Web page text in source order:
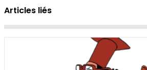
Articles liés